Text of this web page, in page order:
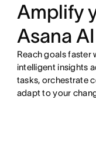
Amplify
Asana
Reach goals faster
intelligent insights
tasks, orchestrate
adapt to your